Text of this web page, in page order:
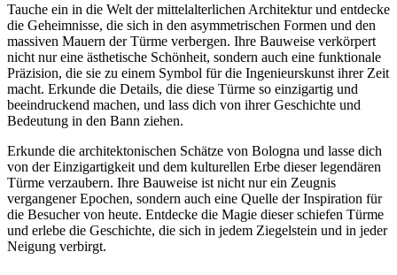
Tauche ein in die Welt der mittelalterlichen Architektur und entdecke
die Geheimnisse, die sich in den asymmetrischen Formen und den
massiven Mauern der Türme verbergen. Ihre Bauweise verkörpert
nicht nur eine ästhetische Schönheit, sondern auch eine funktionale
Präzision, die sie zu einem Symbol für die Ingenieurskunst ihrer Zeit
macht. Erkunde die Details, die diese Türme so einzigartig und
beeindruckend machen, und lass dich von ihrer Geschichte und
Bedeutung in den Bann ziehen.
Erkunde die architektonischen Schätze von Bologna und lasse dich
von der Einzigartigkeit und dem kulturellen Erbe dieser legendären
Türme verzaubern. Ihre Bauweise ist nicht nur ein Zeugnis
vergangener Epochen, sondern auch eine Quelle der Inspiration für
die Besucher von heute. Entdecke die Magie dieser schiefen Türme
und erlebe die Geschichte, die sich in jedem Ziegelstein und in jeder
Neigung verbirgt.